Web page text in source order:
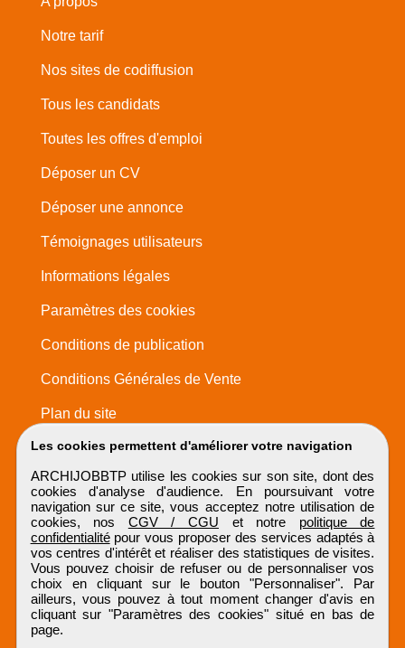
Les cookies permettent d'améliorer votre navigation
ARCHIJOBBTP utilise les cookies sur son site, dont des
cookies d'analyse d'audience. En poursuivant votre
navigation sur ce site, vous acceptez notre utilisation de
cookies, nos CGV / CGU et notre politique de
confidentialitépour vous proposer des services adaptés à
vos centres d'intérêt et réaliser des statistiques de visites.
Vous pouvez choisir de refuser ou de personnaliser vos
choix en cliquant sur le bouton "Personnaliser". Par
ailleurs, vous pouvez à tout moment changer d'avis en
cliquant sur "Paramètres des cookies" situé en bas de
page.
Notre tarif
Nos sites de codiffusion
Tous les candidats
Toutes les offres d'emploi
Déposer un CV
Déposer une annonce
Témoignages utilisateurs
Informations légales
Paramètres des cookies
Conditions de publication
Conditions Générales de Vente
Plan du site